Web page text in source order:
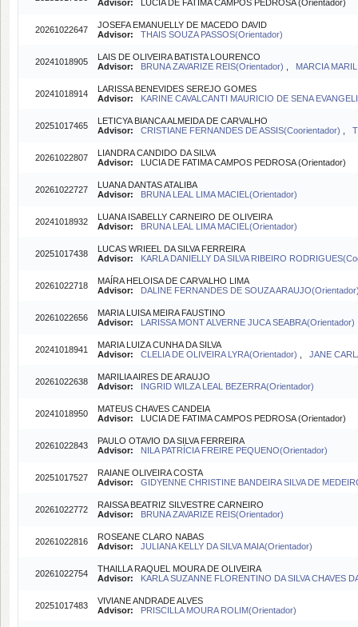
Advisor: LUCIA DE FATIMA CAMPOS PEDROSA (Orientador)
20261022647
JOSEFA EMANUELLY DE MACEDO DAVID
Advisor:
THAIS SOUZA PASSOS(Orientador)
20241018905
LAIS DE OLIVEIRA BATISTA LOURENCO
Advisor:
BRUNA ZAVARIZE REIS(Orientador) MARCIA
20241018914
LARISSA BENEVIDES SEREJO GOMES
Advisor:
KARINE CAVALCANTI MAURICIO DE SENA
20251017465
LETICYA BIANCA ALMEIDA DE CARVALHO
Advisor:
CRISTIANE FERNANDES DE ASSIS(Coorientador)
20261022807
LIANDRA CANDIDO DA SILVA
Advisor: LUCIA DE FATIMA CAMPOS PEDROSA (Orientador)
20261022727
LUANA DANTAS ATALIBA
Advisor:
BRUNA LEAL LIMA MACIEL(Orientador)
20241018932
LUANA ISABELLY CARNEIRO DE OLIVEIRA
Advisor:
BRUNA LEAL LIMA MACIEL(Orientador)
20251017438
LUCAS WRIEEL DA SILVA FERREIRA
Advisor:
KARLA DANIELLY DA SILVA RIBEIRO
20261022718
MAÍRA HELOISA DE CARVALHO LIMA
Advisor:
DALINE FERNANDES DE SOUZA
20261022656
MARIA LUISA MEIRA FAUSTINO
Advisor:
LARISSA MONT ALVERNE JUCA SEABRA(Orientador)
20241018941
MARIA LUIZA CUNHA DA SILVA
Advisor:
CLELIA DE OLIVEIRA LYRA(Orientador) JANE
20261022638
MARILIA AIRES DE ARAUJO
Advisor:
INGRID WILZA LEAL BEZERRA(Orientador)
20241018950
MATEUS CHAVES CANDEIA
Advisor: LUCIA DE FATIMA CAMPOS PEDROSA (Orientador)
20261022843
PAULO OTAVIO DA SILVA FERREIRA
Advisor:
NILA PATRÍCIA FREIRE PEQUENO(Orientador)
20251017527
RAIANE OLIVEIRA COSTA
Advisor:
GIDYENNE CHRISTINE BANDEIRA SILVA DE
20261022772
RAISSA BEATRIZ SILVESTRE CARNEIRO
Advisor:
BRUNA ZAVARIZE REIS(Orientador)
20261022816
ROSEANE CLARO NABAS
Advisor:
JULIANA KELLY DA SILVA MAIA(Orientador)
20261022754
THAILLA RAQUEL MOURA DE OLIVEIRA
Advisor:
KARLA SUZANNE FLORENTINO DA SILVA CHAVES
20251017483
VIVIANE ANDRADE ALVES
Advisor:
PRISCILLA MOURA ROLIM(Orientador)